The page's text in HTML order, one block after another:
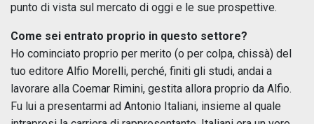
punto di vista sul mercato di oggi e le sue prospettive.
Come sei entrato proprio in questo settore?
Ho cominciato proprio per merito (o per colpa, chissà) del
tuo editore Alfio Morelli, perché, finiti gli studi, andai a
lavorare alla Coemar Rimini, gestita allora proprio da Alfio.
Fu lui a presentarmi ad Antonio Italiani, insieme al quale